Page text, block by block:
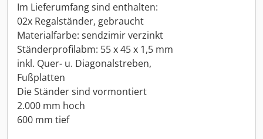
Im Lieferumfang sind enthalten:
02x Regalständer, gebraucht
Materialfarbe: sendzimir verzinkt
Ständerprofilabm: 55 x 45 x 1,5 mm
inkl. Quer- u. Diagonalstreben,
Fußplatten
Die Ständer sind vormontiert
2.000 mm hoch
600 mm tief